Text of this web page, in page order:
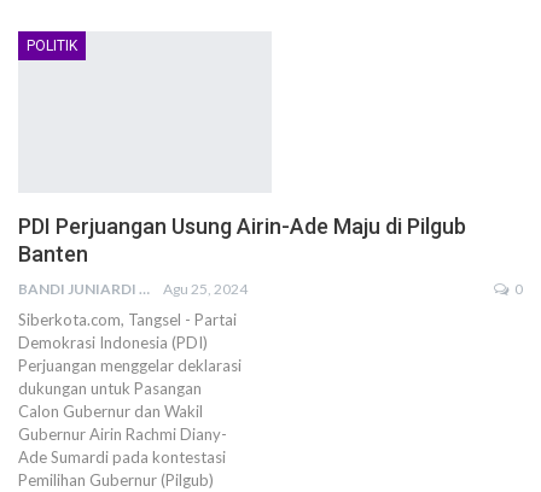
POLITIK
PDI Perjuangan Usung Airin-Ade Maju di Pilgub
Banten
BANDI JUNIARDI Agu 25, 2024 0
Siberkota.com, Tangsel - Partai
Demokrasi Indonesia (PDI)
Perjuangan menggelar deklarasi
dukungan untuk Pasangan
Calon Gubernur dan Wakil
Gubernur Airin Rachmi Diany-
Ade Sumardi pada kontestasi
Pemilihan Gubernur (Pilgub)